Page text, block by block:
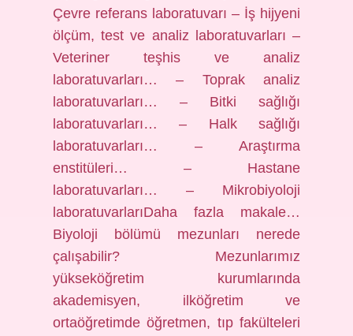
Çevre referans laboratuvarı – İş hijyeni
ölçüm, test ve analiz laboratuvarları –
Veteriner teşhis ve analiz
laboratuvarları… – Toprak analiz
laboratuvarları… – Bitki sağlığı
laboratuvarları… – Halk sağlığı
laboratuvarları… – Araştırma
enstitüleri… – Hastane
laboratuvarları… – Mikrobiyoloji
laboratuvarlarıDaha fazla makale…
Biyoloji bölümü mezunları nerede
çalışabilir? Mezunlarımız
yükseköğretim kurumlarında
akademisyen, ilköğretim ve
ortaöğretimde öğretmen, tıp fakülteleri